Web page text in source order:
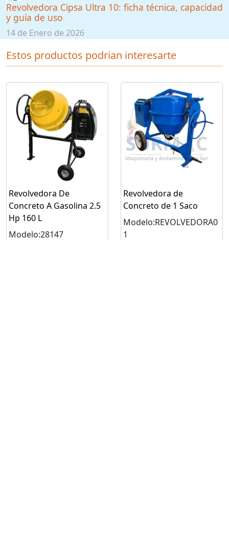
Revolvedora Cipsa Ultra 10: ficha técnica, capacidad
y guía de uso
14 de Enero de 2026
Estos productos podrian interesarte
Revolvedora De
Concreto A Gasolina 2.5
Hp 160 L
Modelo:28147
Revolvedora de
Concreto de 1 Saco
Modelo:REVOLVEDORA0
1